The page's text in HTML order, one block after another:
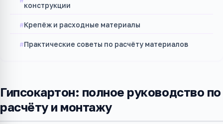
конструкции
Крепёж и расходные материалы
Практические советы по расчёту материалов
Гипсокартон: полное руководство по
расчёту и монтажу